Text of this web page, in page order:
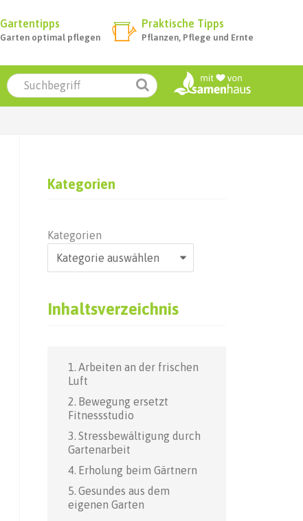
Gartentipps
Garten optimal pflegen
Praktische Tipps
Pflanzen, Pflege und Ernte
Kategorien
Kategorien
Inhaltsverzeichnis
Arbeiten an der frischen
Luft
Bewegung ersetzt
Fitnessstudio
Stressbewältigung durch
Gartenarbeit
Erholung beim Gärtnern
Gesundes aus dem
eigenen Garten